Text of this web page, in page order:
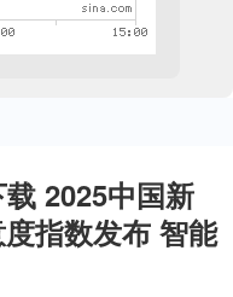
2025中国新
指数发布 智能